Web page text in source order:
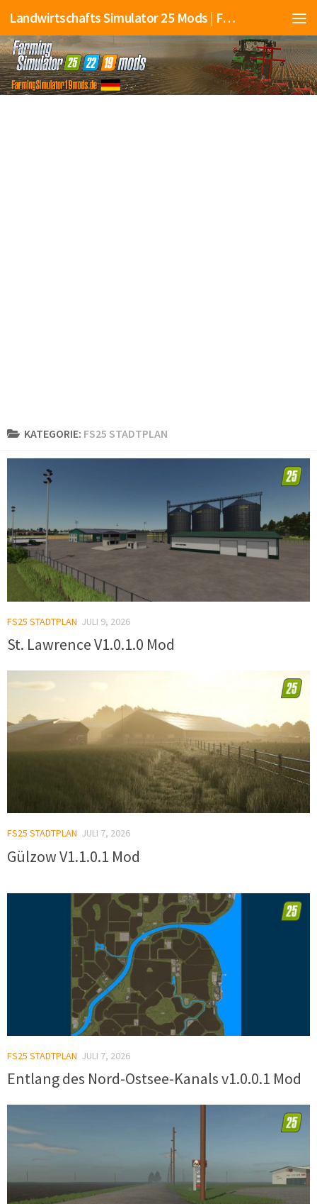
Landwirtschafts Simulator 25 Mods | Farming Simulator 25 Mods | FS25 Mods
KATEGORIE: FS25 STADTPLAN
FS25 STADTPLAN JULI 9, 2026
St. Lawrence V1.0.1.0 Mod
FS25 STADTPLAN JULI 7, 2026
Gülzow V1.1.0.1 Mod
FS25 STADTPLAN JULI 7, 2026
Entlang des Nord-Ostsee-Kanals v1.0.0.1 Mod